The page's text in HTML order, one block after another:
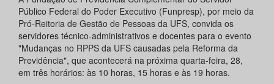
Público Federal do Poder Executivo (Funpresp), por meio da
Pró-Reitoria de Gestão de Pessoas da UFS, convida os
servidores técnico-administrativos e docentes para o evento
"Mudanças no RPPS da UFS causadas pela Reforma da
Previdência", que acontecerá na próxima quarta-feira, 28,
em três horários: às 10 horas, 15 horas e às 19 horas.